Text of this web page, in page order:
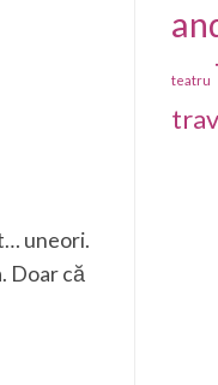
uneori.
Doar că
teatru